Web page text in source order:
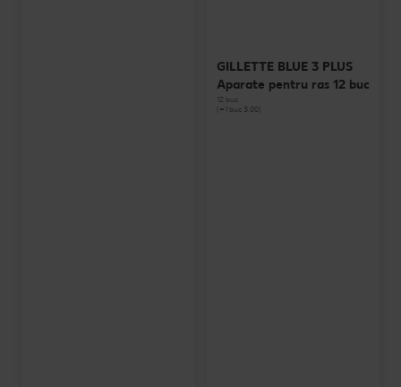
GILLETTE BLUE 3 PLUS
Aparate pentru ras 12 buc
12 buc
(=1 buc 3.00)